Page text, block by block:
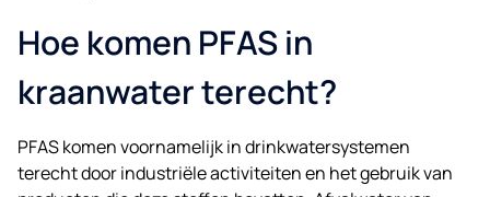
Hoe komen PFAS in
kraanwater terecht?
PFAS komen voornamelijk in drinkwatersystemen
terecht door industriële activiteiten en het gebruik van